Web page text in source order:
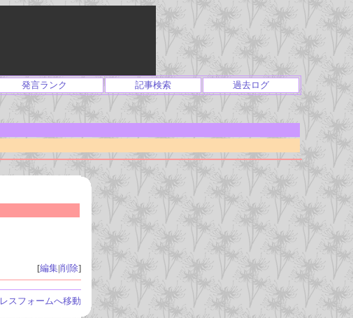
発言ランク 記事検索 過去ログ
[編集|削除]
レスフォームへ移動